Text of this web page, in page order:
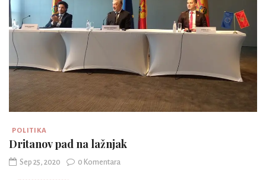
POLITIKA
Dritanov pad na lažnjak
Sep 25, 2020 0 Komentara